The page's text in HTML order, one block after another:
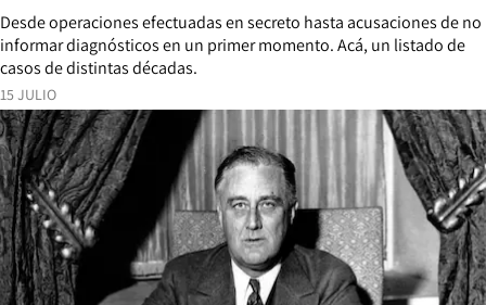
15 JULIO
Desde operaciones efectuadas en secreto hasta acusaciones de no
informar diagnósticos en un primer momento. Acá, un listado de
casos de distintas décadas.